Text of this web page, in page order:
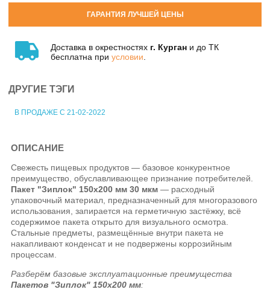
ГАРАНТИЯ ЛУЧШЕЙ ЦЕНЫ
Доставка в окрестностях г. Курган и до ТК
бесплатна при условии
ДРУГИЕ ТЭГИ
В ПРОДАЖЕ С 21-02-2022
ОПИСАНИЕ
Свежесть пищевых продуктов — базовое конкурентное
преимущество, обуславливающее признание потребителей.
Пакет "Зиплок" 150х200 мм 30 мкм — расходный
упаковочный материал, предназначенный для многоразового
использования, запирается на герметичную застёжку, всё
содержимое пакета открыто для визуального осмотра.
Стальные предметы, размещённые внутри пакета не
накапливают конденсат и не подвержены коррозийным
процессам.
Разберём базовые эксплуатационные преимущества
Пакетов "Зиплок" 150х200 мм: